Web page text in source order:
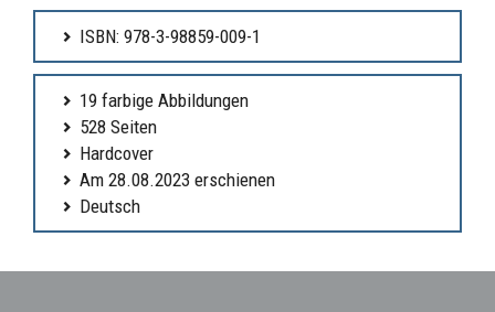
ISBN: 978-3-98859-009-1
19 farbige Abbildungen
528 Seiten
Hardcover
Am 28.08.2023 erschienen
Deutsch